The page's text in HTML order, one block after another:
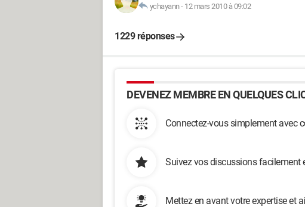
ychayann- 12 mars 2010 à 09:02
1229 réponses
DEVENEZ MEMBRE EN QUELQUES
Connectez-vous simplement avec
Suivez vos discussions facilement
Mettez en avant votre expertise et